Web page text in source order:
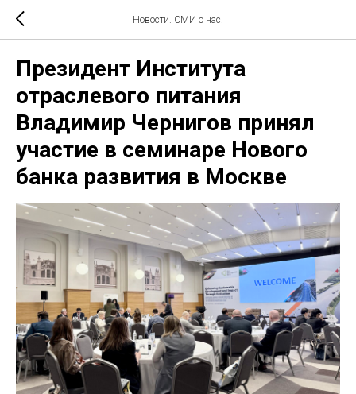
Новости. СМИ о нас.
Президент Института
отраслевого питания
Владимир Чернигов принял
участие в семинаре Нового
банка развития в Москве